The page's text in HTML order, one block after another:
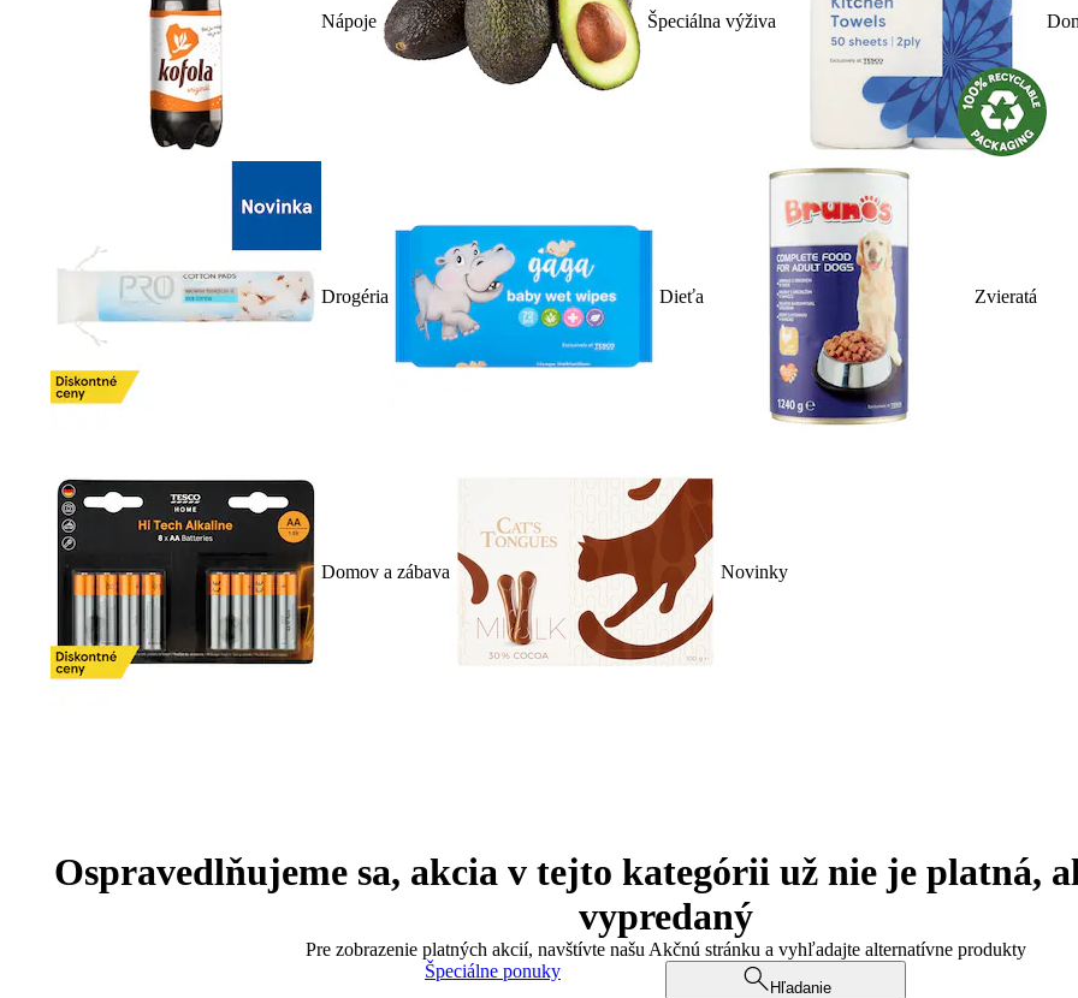
Nápoje Špeciálna výživa
Drogéria Dieťa Zvieratá
Domov a zábava Novinky
Ospravedlňujeme sa, akcia v tejto kategórii už nie je platná,
vypredaný
Pre zobrazenie platných akcií, navštívte našu Akčnú stránku a vyhľadajte alternatívne produkty
Špeciálne ponuky
Hľadanie